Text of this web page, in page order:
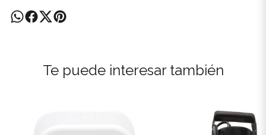
Te puede interesar también